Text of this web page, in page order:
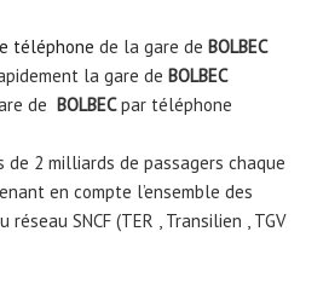
téléphone de la gare de BOLBEC
la gare de BOLBEC
de BOLBECpar téléphone
de 2 milliards de passagers chaque
en compte l’ensemble des
SNCF (TER , Transilien , TGV